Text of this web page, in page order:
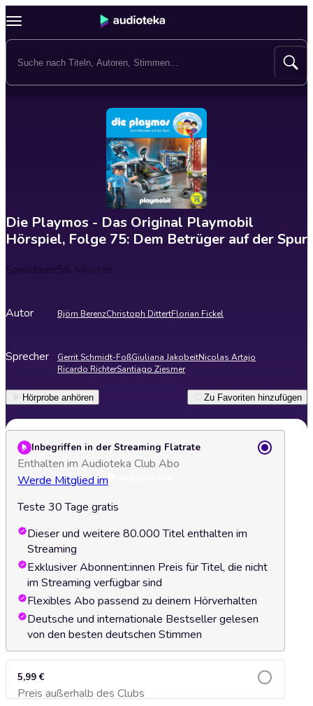
Die Playmos - Das Original Playmobil
Hörspiel, Folge 75: Dem Betrüger auf der Spur
Spieldauer56 Minuten
Autor Björn BerenzChristoph DittertFlorian Fickel
Sprecher Gerrit Schmidt-FoßGiuliana JakobeitNicolas Artajo
Ricardo RichterSantiago Ziesmer
Hörprobe anhören Zu Favoriten hinzufügen
Inbegriffen in der Streaming Flatrate
Enthalten im Audioteka Club Abo
Werde Mitglied im
Teste 30 Tage gratis
Dieser und weitere 80.000 Titel enthalten im
Streaming
Exklusiver Abonnent:innen Preis für Titel, die nicht
im Streaming verfügbar sind
Flexibles Abo passend zu deinem Hörverhalten
Deutsche und internationale Bestseller gelesen
von den besten deutschen Stimmen
5,99 €
Preis außerhalb des ClubsZum Warenkorb hinzufügen